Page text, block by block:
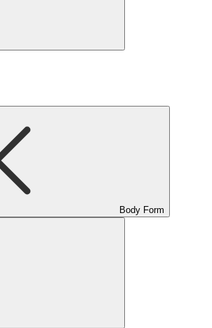
Body Form